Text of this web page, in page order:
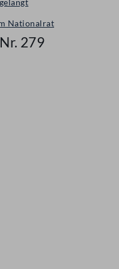
Nationalrat
Nr. 279